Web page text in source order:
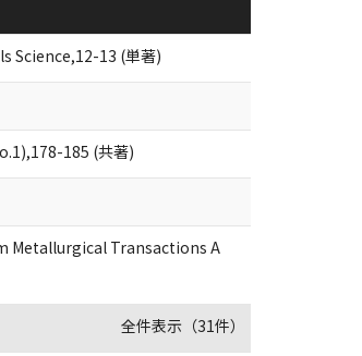
Science,12-13 (単著)
185 (共著)
Metallurgical Transactions A
全件表示（31件）